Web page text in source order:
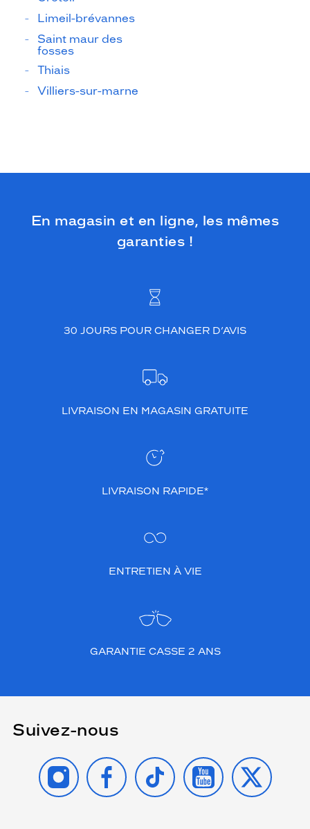
Limeil-brévannes
Saint maur des
fosses
Thiais
Villiers-sur-marne
En magasin et en ligne, les mêmes
garanties !
30 JOURS POUR CHANGER D’AVIS
LIVRAISON EN MAGASIN GRATUITE
LIVRAISON RAPIDE*
ENTRETIEN À VIE
GARANTIE CASSE 2 ANS
Suivez-nous
INSTAGRAMFACEBOOK
TIKTOK YOUTUBE
X